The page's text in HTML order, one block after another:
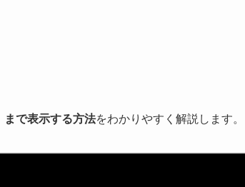
で表示する方法をわかりやすく解説します。